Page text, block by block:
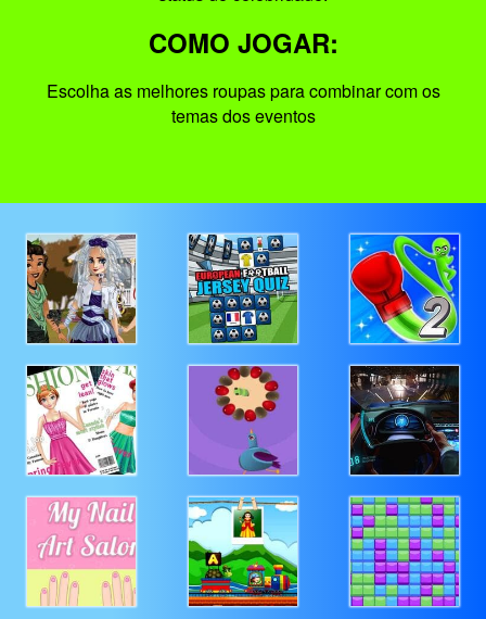
COMO JOGAR:
Escolha as melhores roupas para combinar com os
temas dos eventos